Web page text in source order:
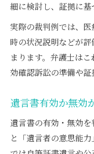
細に検討し、証拠に基
実際の裁判例では、
時の状況説明などが
まります。弁護士は
効確認訴訟の準備や証
遺言書有効か無効
遺言書の有効・無効を
と「遺言者の意思能